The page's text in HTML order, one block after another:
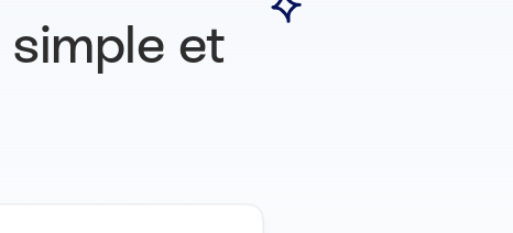
simple et